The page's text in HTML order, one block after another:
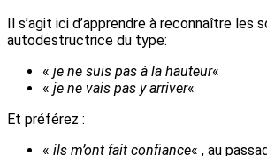
Il s’agit ici d’apprendre à reconnaître les
autodestructrice du type:
« je ne suis pas à la hauteur«
« je ne vais pas y arriver«
Et préférez :
« ils m’ont fait confiance« , au